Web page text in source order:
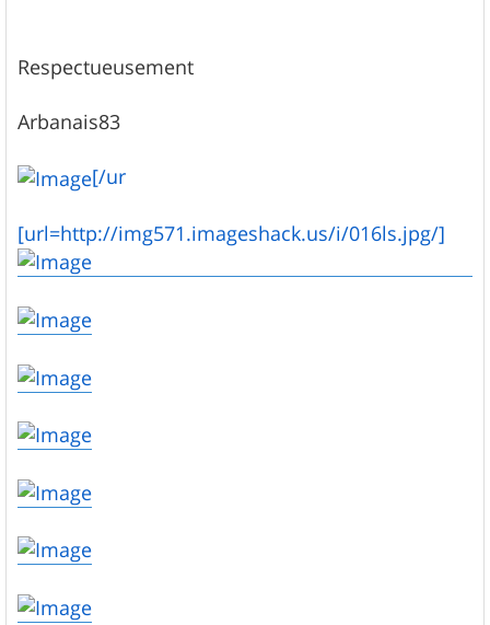
Respectueusement
Arbanais83
[/ur
[url=http://img571.imageshack.us/i/016ls.jpg/]